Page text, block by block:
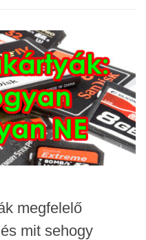
megfelelő
mit sehogy